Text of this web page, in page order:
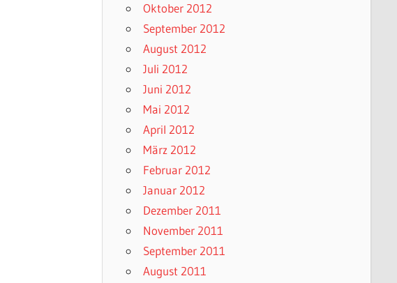
Oktober 2012
September 2012
August 2012
Juli 2012
Juni 2012
Mai 2012
April 2012
März 2012
Februar 2012
Januar 2012
Dezember 2011
November 2011
September 2011
August 2011